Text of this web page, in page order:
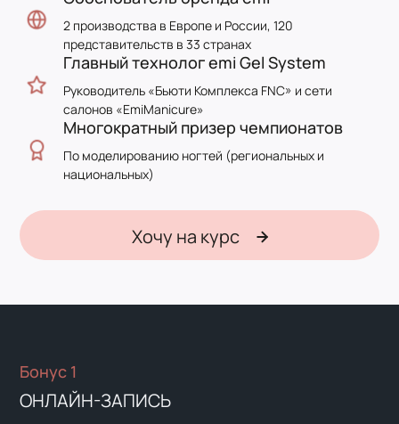
2 производства в Европе и России, 120
представительств в 33 странах
Главный технолог emi Gel System
Руководитель «Бьюти Комплекса FNC» и сети
салонов «EmiManicure»
Многократный призер чемпионатов
По моделированию ногтей (региональных и
национальных)
Хочу на курс
Бонус 1
ОНЛАЙН-ЗАПИСЬ